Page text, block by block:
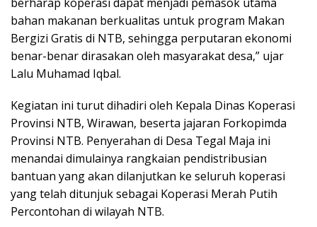
bahan makanan berkualitas untuk program Makan
Bergizi Gratis di NTB, sehingga perputaran ekonomi
benar-benar dirasakan oleh masyarakat desa,” ujar
Lalu Muhamad Iqbal.
Kegiatan ini turut dihadiri oleh Kepala Dinas Koperasi
Provinsi NTB, Wirawan, beserta jajaran Forkopimda
Provinsi NTB. Penyerahan di Desa Tegal Maja ini
menandai dimulainya rangkaian pendistribusian
bantuan yang akan dilanjutkan ke seluruh koperasi
yang telah ditunjuk sebagai Koperasi Merah Putih
Percontohan di wilayah NTB.